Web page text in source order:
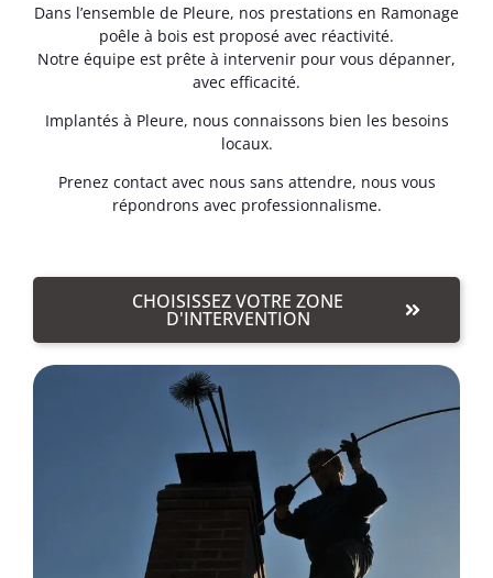
Dans l’ensemble de Pleure, nos prestations en Ramonage
poêle à bois est proposé avec réactivité.
Notre équipe est prête à intervenir pour vous dépanner,
avec efficacité.
Implantés à Pleure, nous connaissons bien les besoins
locaux.
Prenez contact avec nous sans attendre, nous vous
répondrons avec professionnalisme.
CHOISISSEZ VOTRE ZONE
D'INTERVENTION